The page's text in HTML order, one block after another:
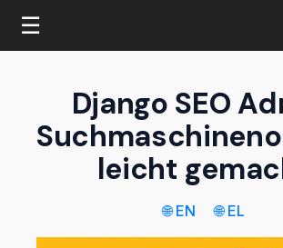
☰
Django SEO
leicht
🌐 EN 🌐 EL